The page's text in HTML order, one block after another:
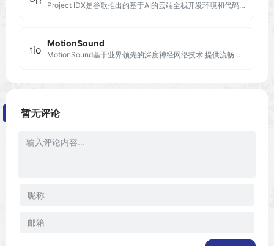
Project IDX是谷歌推出的基于AI的云端全栈开发环境和代码编辑器，旨在提升程序员的应用开发效率。
MotionSound
MotionSound基于业界领先的深度神经网络技术,提供流畅自然的语音合成服务,让人机沟通更自然,便捷
暂无评论